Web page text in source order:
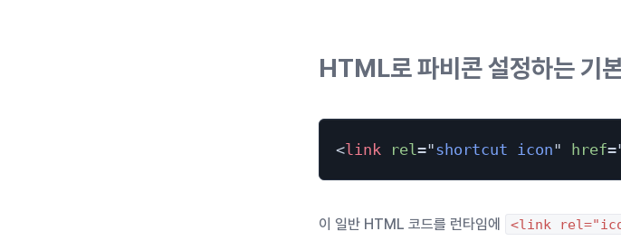
HTML로 파비콘 설정하는 기
<link rel="shortcut icon" href=
이 일반 HTML 코드를 런타임에 <link